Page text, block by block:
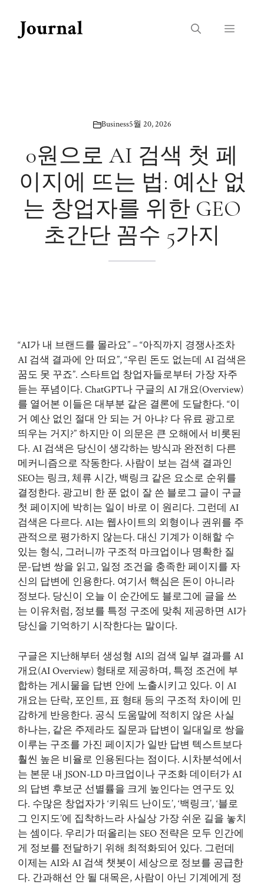
content
Menu
Business5월 20, 2026
0원으로 AI 검색 첫 페
이지에 뜨는 법: 예산 없
는 창업자를 위한 GEO
초간단 꼼수 5가지
“AI가 내 브랜드를 몰라요” – “아직까지 경쟁사조차
AI 검색 결과에 안 떠요”, “우린 돈도 없는데 AI 검색은
꿈도 못 꾸죠”. 스타트업 창업자들로부터 가장 자주
듣는 푸념이다. ChatGPT나 구글의 AI 개요(Overview)
를 열어본 이들은 대부분 같은 결론에 도달한다. “이
거 예산 없인 절대 안 되는 거 아냐? 다 유료 광고로
띄우는 거지?” 하지만 이 의문은 큰 오해에서 비롯된
다. AI 검색은 당신이 생각하는 방식과 완전히 다른
메커니즘으로 작동한다. 사람이 보는 검색 결과인
SEO는 링크, 체류 시간, 백링크 같은 요소로 순위를
결정한다. 광고비 한 푼 없이 잘 쓴 블로그 글이 구글
첫 페이지에 박히는 일이 바로 이 원리다. 그런데 AI
검색은 다르다. AI는 웹사이트의 외형이나 권위를 주
관적으로 평가하지 않는다. 대신 기계가 이해할 수
있는 형식, 그러니까 구조적 마크업이나 명확한 질
문-답변 쌍을 읽고, 일정 조건을 충족한 페이지를 자
신의 답변에 인용한다. 여기서 핵심은 돈이 아니라
정보다. 당신이 오늘 이 순간에도 블로그에 글을 쓰
는 이유처럼, 정보를 특정 구조에 맞춰 제공하면 AI가
당신을 기억하기 시작한다는 말이다.
구글은 지난해부터 생성형 AI의 검색 일부 결과를 AI
개요(AI Overview) 형태로 제공하며, 특정 조건에 부
합하는 게시물을 답변 안에 노출시키고 있다. 이 AI
개요는 단락, 포인트, 표 형태 등의 구조적 차이에 민
감하게 반응한다. 공식 도움말에 적히지 않은 사실
하나는, 같은 주제라도 질문과 답변이 일대일로 쌍을
이루는 구조를 가진 페이지가 일반 답변 텍스트보다
훨씬 높은 비율로 인용된다는 점이다. 시차분석에서
는 본문 내 JSON-LD 마크업이나 구조화 데이터가 AI
의 답변 후보군 선별률을 크게 높인다는 연구도 있
다. 수많은 창업자가 ‘키워드 난이도’, ‘백링크’, ‘블로
그 인지도’에 집착하느라 사실상 가장 쉬운 길을 놓치
는 셈이다. 우리가 떠올리는 SEO 전략은 모두 인간에
게 정보를 전달하기 위해 최적화되어 있다. 그런데
이제는 AI와 AI 검색 챗봇이 세상으로 정보를 공급한
다. 간과해선 안 될 대목은, 사람이 아닌 기계에게 정